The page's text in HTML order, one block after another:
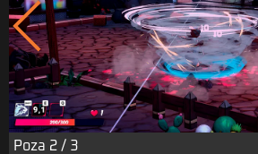
Poza 2 / 3